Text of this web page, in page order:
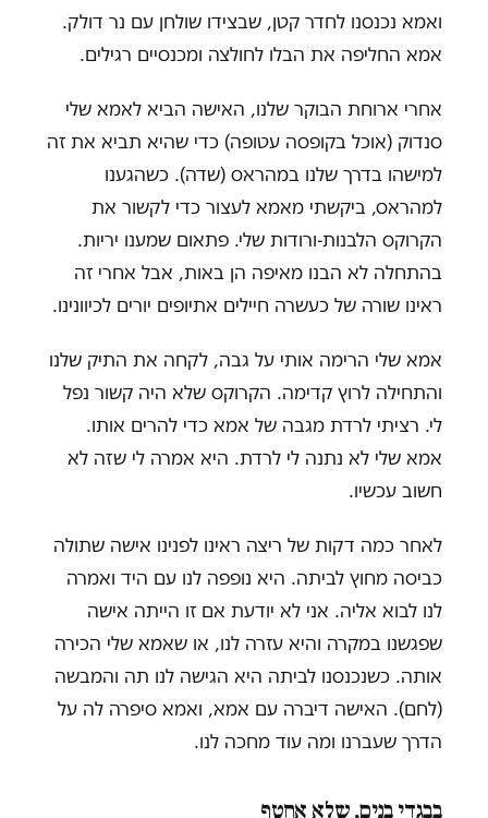
ואמא נכנסנו לחדר קטן, שבצידו שולחן עם נר דולק.
אמא החליפה את הבלו לחולצה ומכנסיים רגילים.
אחרי ארוחת הבוקר שלנו, האישה הביא לאמא שלי
סנדוק (אוכל בקופסה עטופה) כדי שהיא תביא את זה
למישהו בדרך שלנו במהראס (שדה). כשהגענו
למהראס, ביקשתי מאמא לעצור כדי לקשור את
הקרוקס הלבנות-ורודות שלי. פתאום שמענו יריות.
בהתחלה לא הבנו מאיפה הן באות, אבל אחרי זה
ראינו שורה של כעשרה חיילים אתיופים יורים לכיוונינו.
אמא שלי הרימה אותי על גבה, לקחה את התיק שלנו
והתחילה לרוץ קדימה. הקרוקס שלא היה קשור נפל
לי. רציתי לרדת מגבה של אמא כדי להרים אותו.
אמא שלי לא נתנה לי לרדת. היא אמרה לי שזה לא
חשוב עכשיו.
לאחר כמה דקות של ריצה ראינו לפנינו אישה שתולה
כביסה מחוץ לביתה. היא נופפה לנו עם היד ואמרה
לנו לבוא אליה. אני לא יודעת אם זו הייתה אישה
שפגשנו במקרה והיא עזרה לנו, או שאמא שלי הכירה
אותה. כשנכנסנו לביתה היא הגישה לנו תה והמבשה
(לחם). האישה דיברה עם אמא, ואמא סיפרה לה על
הדרך שעברנו ומה עוד מחכה לנו.
בבגדי בנים, שלא אחטף